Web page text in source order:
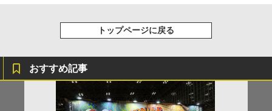
トップページに戻る
おすすめ記事